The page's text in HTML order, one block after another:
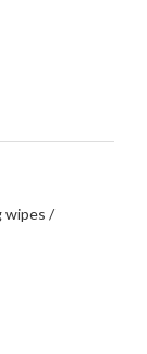
wipes /